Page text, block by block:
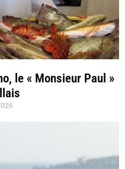
le « Monsieur Paul »